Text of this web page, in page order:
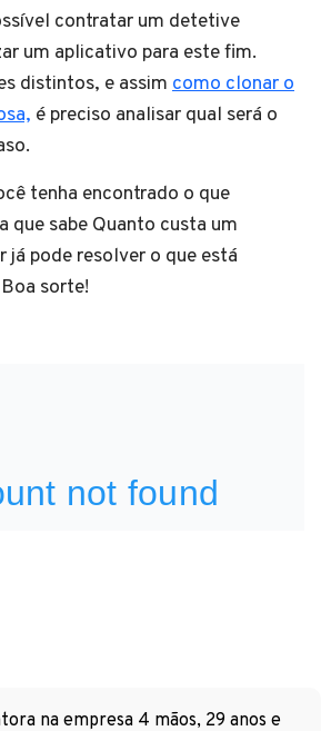
contratar um detetive
um aplicativo para este fim.
distintos, e assim como clonar o
é preciso analisar qual será o
tenha encontrado o que
que sabe Quanto custa um
pode resolver o que está
sorte!
na empresa 4 mãos, 29 anos e